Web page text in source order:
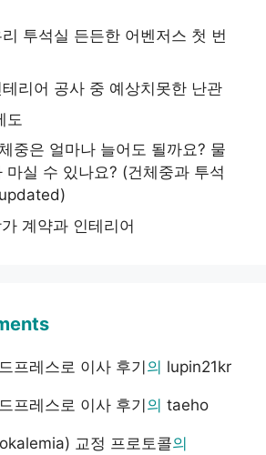
투석실 든든한 어벤저스 첫 번
리어 공사 중 예상치못한 난관
도
중은 얼마나 늘어도 될까요? 물
마실 수 있나요? (건체중과 투석
계약과 인테리어
프레스로 이사 후기의 lupin21kr
프레스로 이사 후기의 taeho
교정 프로토콜의